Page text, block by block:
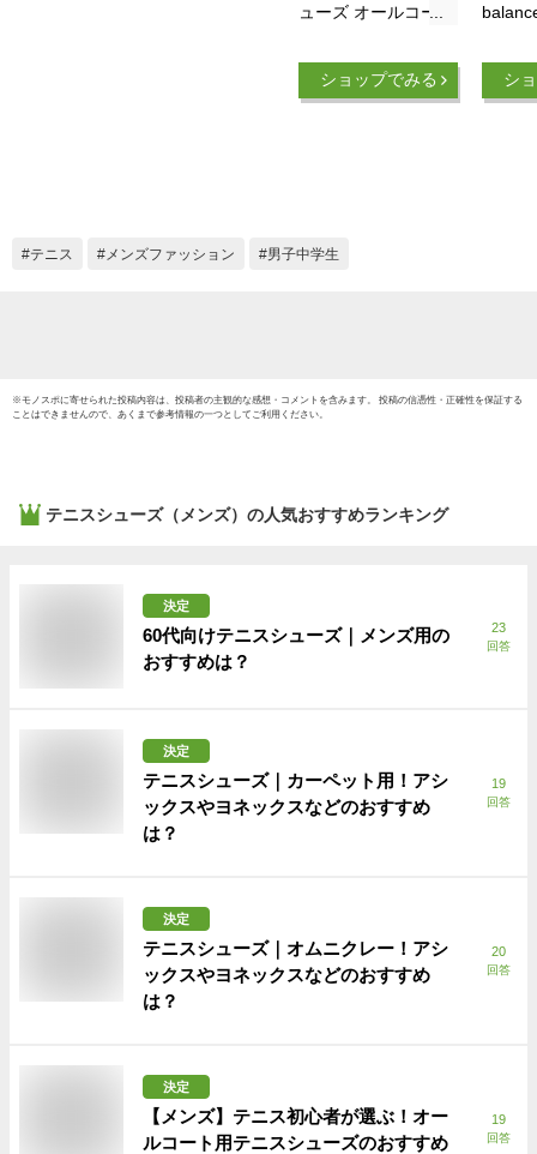
ューズ オールコート
ト 4PS 1074A029-
402 asics
ショップでみる
ールコ
シュ
シ
テニス メンズファッション 男子中学生
※モノスポに寄せられた投稿内容は、投稿者の主観的な感想・コメントを含みます。 投稿の信憑性・正確性を保証する
ことはできませんので、あくまで参考情報の一つとしてご利用ください。
テニスシューズ（メンズ） の人気おすすめランキング
決定
60代向けテニスシューズ｜メンズ用の
おすすめは？
23
回答
決定
テニスシューズ｜カーペット用！アシ
ックスやヨネックスなどのおすすめ
は？
19
回答
決定
テニスシューズ｜オムニクレー！アシ
ックスやヨネックスなどのおすすめ
は？
20
回答
決定
【メンズ】テニス初心者が選ぶ！オー
ルコート用テニスシューズのおすすめ
19
回答